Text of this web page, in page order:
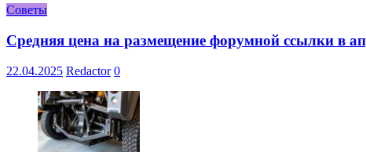
Советы
Средняя цена на размещение форумной ссылки в
22.04.2025 Redactor 0